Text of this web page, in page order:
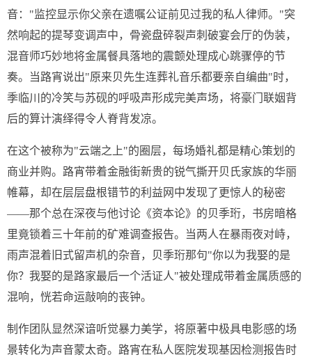
音："监控显示你父亲在遗嘱公证前见过我的私人律师。"突
然响起的提琴变调声中，骨瓷盘碎裂声刺破宴会厅的伪装，
混音师巧妙地将金属餐具落地的震颤处理成心跳骤停的节
奏。当路宵说出"原来贝先生连葬礼音乐都要亲自编曲"时，
季临川的冷笑与苏砚的呼吸声形成完美声场，将豪门联姻背
后的算计演绎得令人脊背发凉。
在这个被称为"云端之上"的圈层，每场婚礼都是精心策划的
商业并购。路宵带着金融街新贵的锐气撕开贝氏家族的华丽
帷幕，却在层层盘根错节的利益网中发现了更惊人的秘密
——那个总在深夜与他讨论《资本论》的贝季珩，书房暗格
里竟锁着三十年前的矿难调查报告。当两人在暴雨夜对峙，
雨声混着旧式留声机的杂音，贝季珩那句"你以为我娶的是
你？我娶的是路家最后一个活证人"被处理成带着金属质感的
混响，恍若命运敲响的丧钟。
制作团队显然深谙听觉暴力美学，将原著中极具电影感的场
景转化为声音蒙太奇。路宵在私人医院发现基因检测报告时